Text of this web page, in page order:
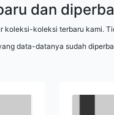
dan
koleksi-koleksi terbaru kami.
data-datanya sudah